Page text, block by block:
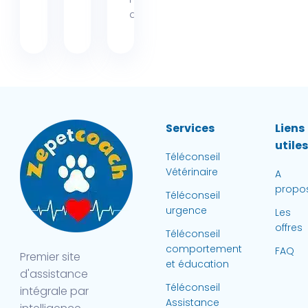
d’odeur...
Premier site
d'assistance
intégrale par
Services
Téléconseil
Vétérinaire
Téléconseil
urgence
Téléconseil
comportement
et éducation
Téléconseil
Assistance
Liens
utiles
A
Les
offres
FAQ